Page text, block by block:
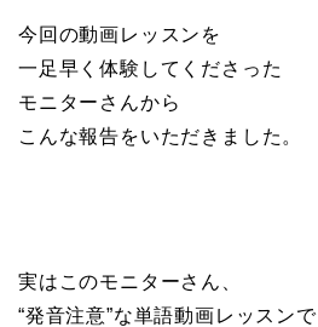
今回の動画レッスンを
一足早く体験してくださった
モニターさんから
こんな報告をいただきました。
実はこのモニターさん、
“発音注意”な単語動画レッスンで